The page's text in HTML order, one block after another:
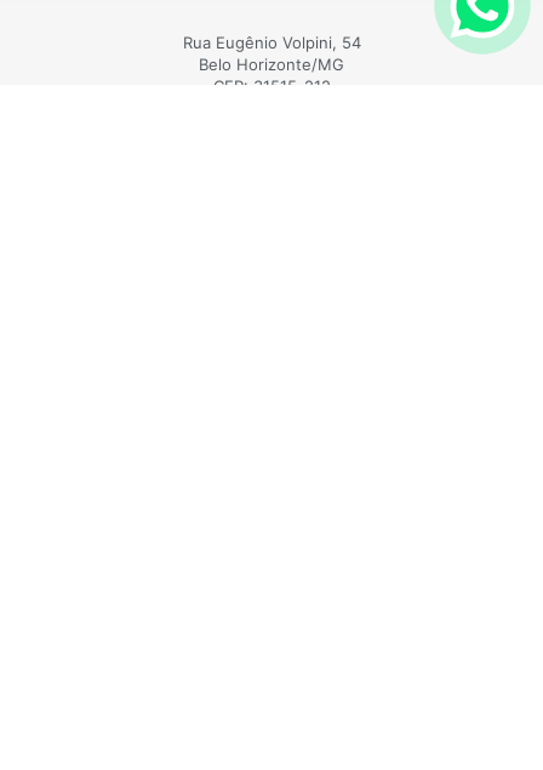
Rua Eugênio Volpini, 54
Belo Horizonte/MG
CEP: 31515-212